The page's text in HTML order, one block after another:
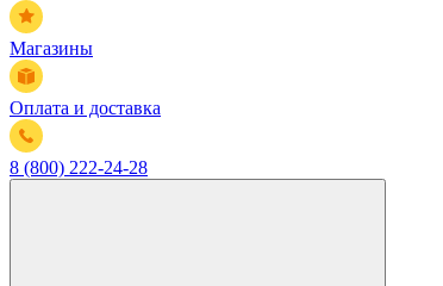
Магазины
Оплата и доставка
8 (800) 222-24-28